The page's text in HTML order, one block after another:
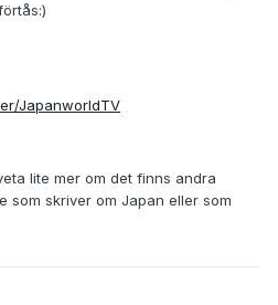
JapanworldTV
lite mer om det finns andra
som skriver om Japan eller som